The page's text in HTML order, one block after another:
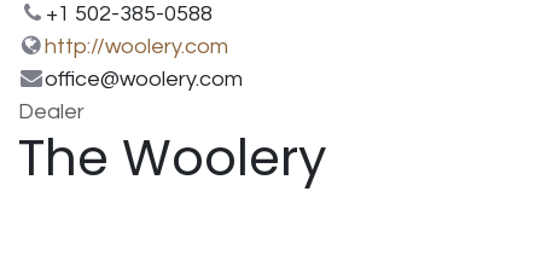
+1 502-385-0588
http://woolery.com
office@woolery.com
Dealer
The Woolery